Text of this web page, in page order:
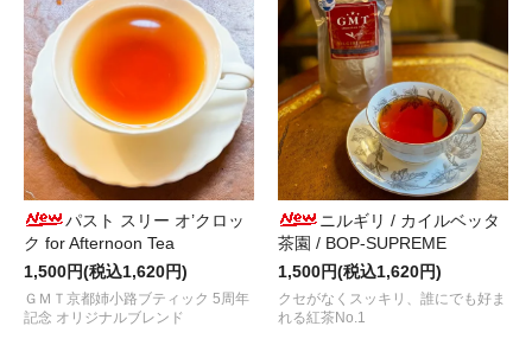
2023.10.31
国産紅茶グランプリ2023 準グランプリ受賞茶！
“近江香駿 （おう
2023.09.27
ピュア チャイナの夏摘みダージリン“セカンドフラッシュ 2023 /
着しました！
2023.09.11
心地良い蜜香が魅力！ＧＭＴが選び抜いた国産紅茶“ＨＡＲＵＢＥ
2022.08.29
夏摘みダージリン“セカンドフラッシュ 2023 / セリンボン茶園 /
2022.07.28
パスト スリー オ’クロッ
ク for Afternoon Tea
1,500円(税込1,620円)
ＧＭＴ京都姉小路ブティック 5周年
記念 オリジナルブレンド
ニルギリ / カイルベッタ
茶園 / BOP-SUPREME
1,500円(税込1,620円)
クセがなくスッキリ、誰にでも好ま
れる紅茶No.1